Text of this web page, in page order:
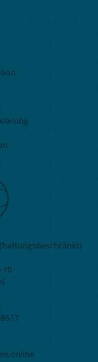
10